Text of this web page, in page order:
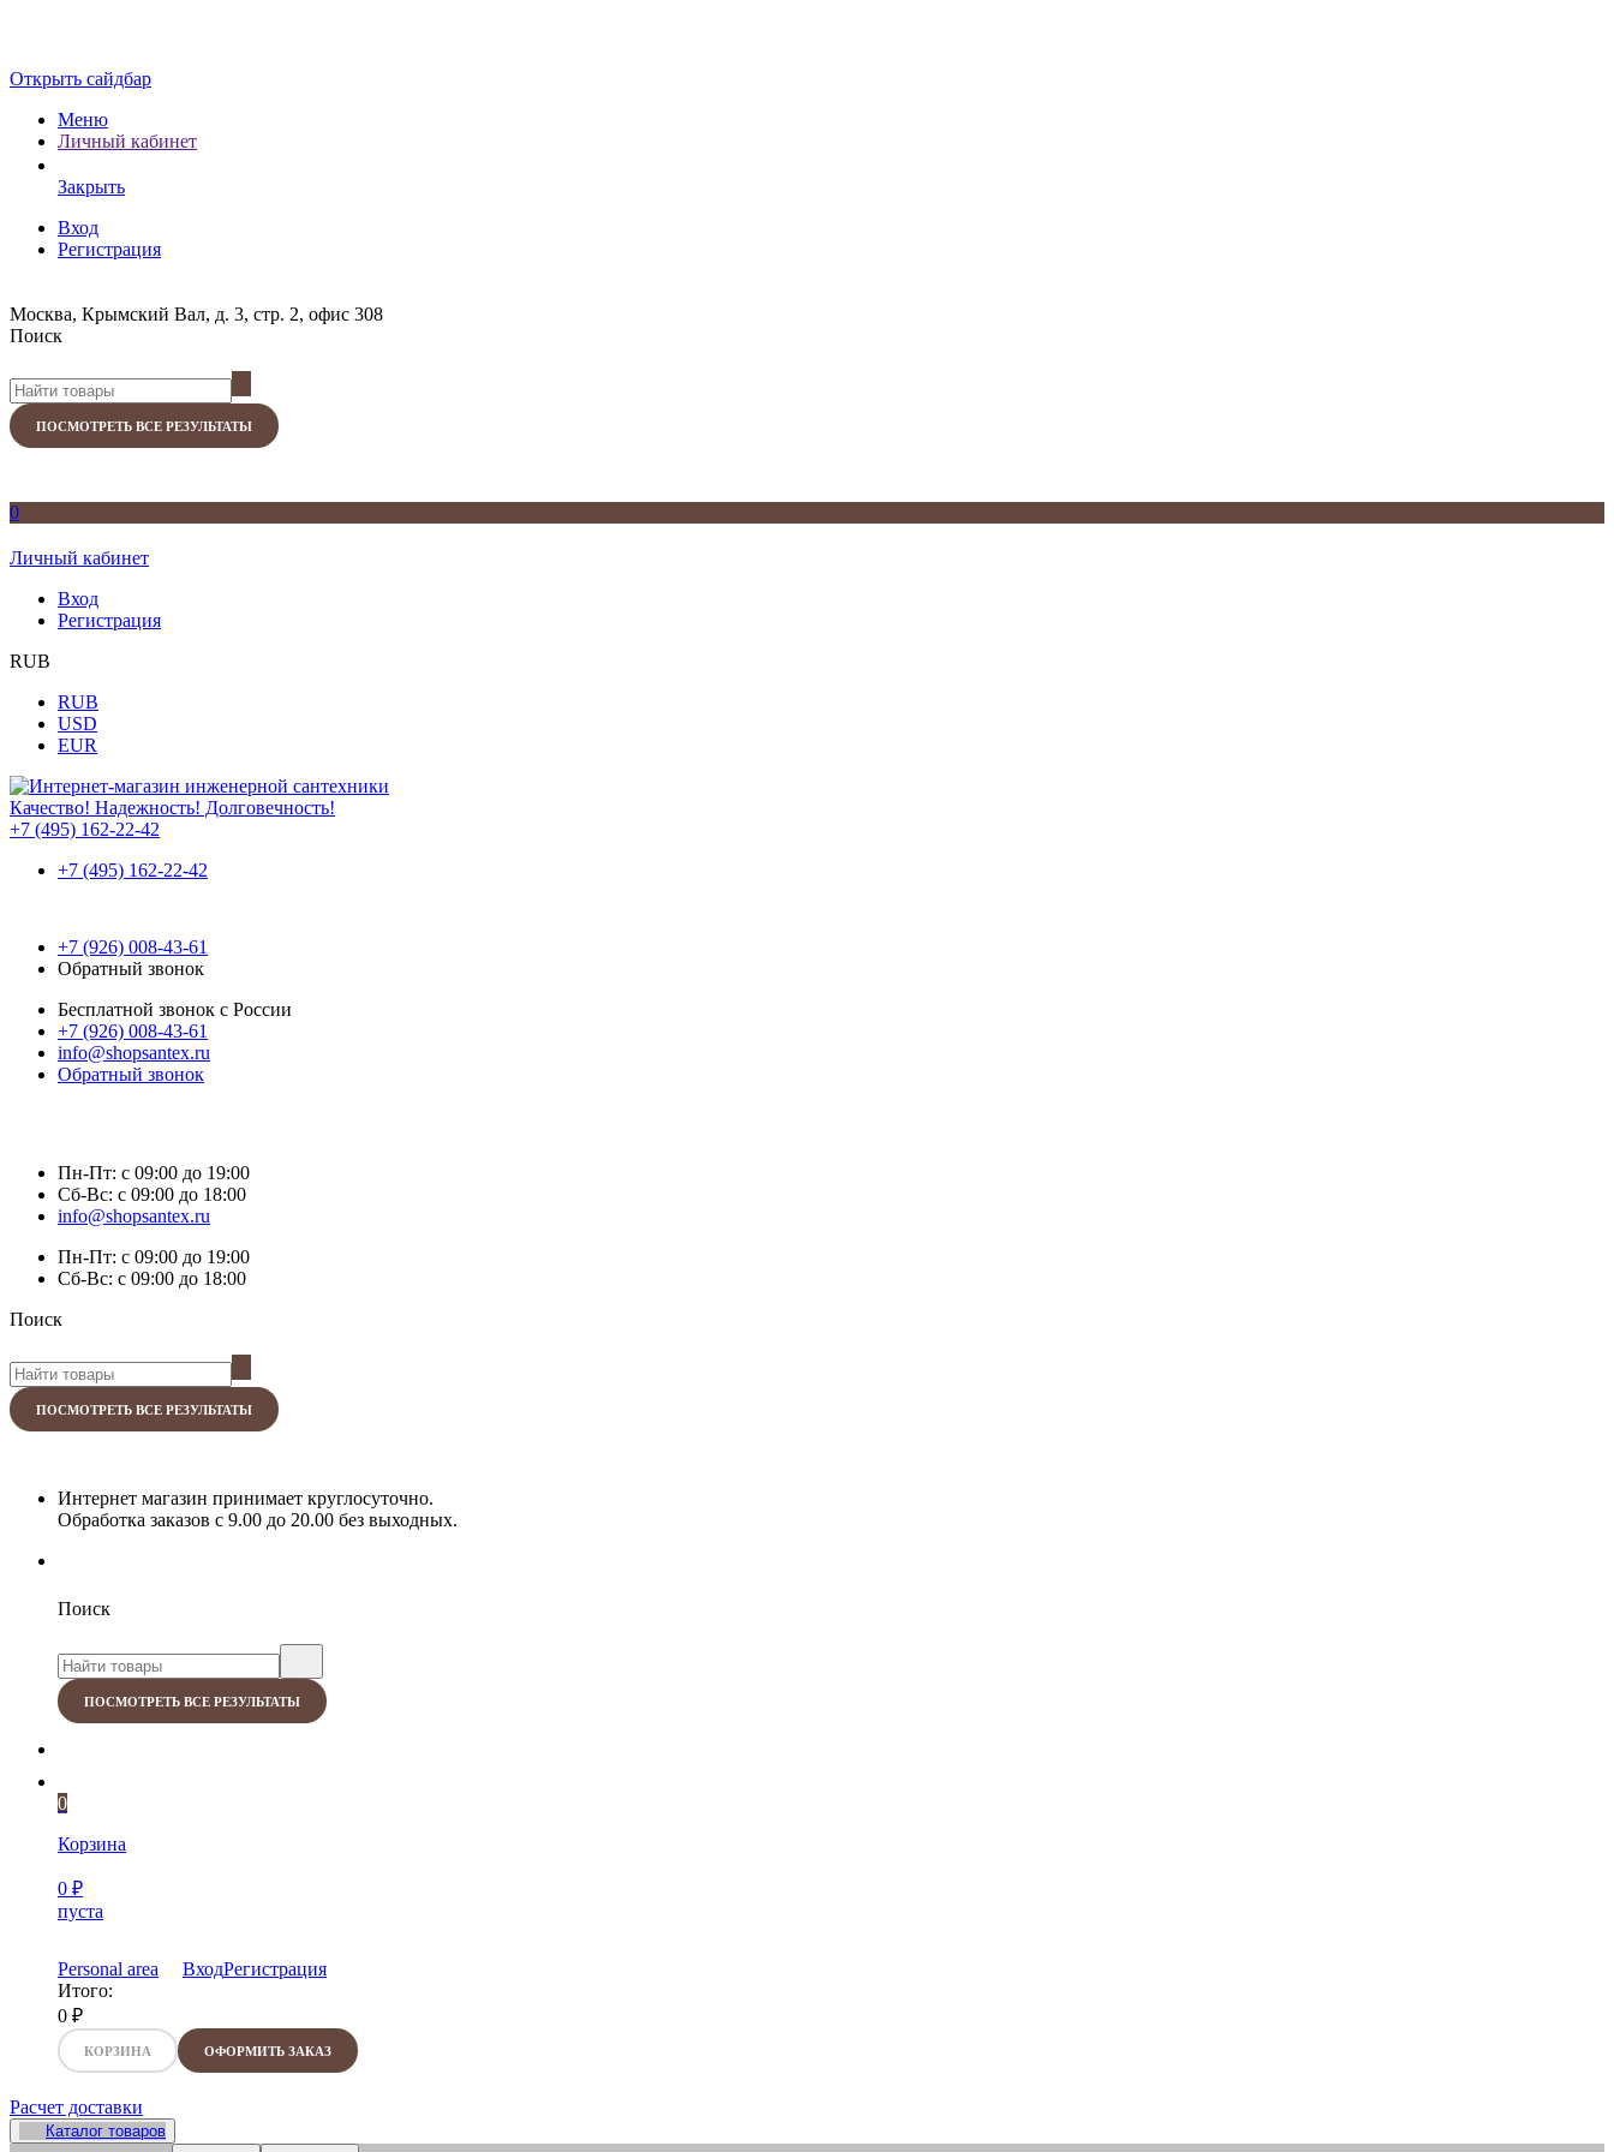
Открыть сайдбар
Меню
Личный кабинет
Закрыть
Вход
Регистрация
Москва, Крымский Вал, д. 3, стр. 2, офис 308
Поиск
ПОСМОТРЕТЬ ВСЕ РЕЗУЛЬТАТЫ
0
Личный кабинет
Вход
Регистрация
RUB
RUB
USD
EUR
Качество! Надежность! Долговечность!
+7 (495) 162-22-42
+7 (495) 162-22-42
+7 (926) 008-43-61
Обратный звонок
Бесплатной звонок с России
+7 (926) 008-43-61
info@shopsantex.ru
Обратный звонок
Пн-Пт: с 09:00 до 19:00
Сб-Вс: с 09:00 до 18:00
info@shopsantex.ru
Пн-Пт: с 09:00 до 19:00
Сб-Вс: с 09:00 до 18:00
Поиск
ПОСМОТРЕТЬ ВСЕ РЕЗУЛЬТАТЫ
Интернет магазин принимает круглосуточно.
Обработка заказов с 9.00 до 20.00 без выходных.
Поиск
ПОСМОТРЕТЬ ВСЕ РЕЗУЛЬТАТЫ
0
Корзина
0 ₽
пуста
Personal area ВходРегистрация
Итого:
0 ₽
КОРЗИНА ОФОРМИТЬ ЗАКАЗ
Расчет доставки
Каталог товаров